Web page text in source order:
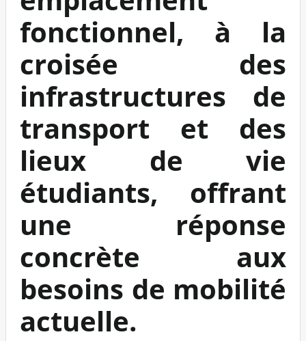
fonctionnel, à la
croisée des
infrastructures de
transport et des
lieux de vie
étudiants, offrant
une réponse
concrète aux
besoins de mobilité
actuelle.